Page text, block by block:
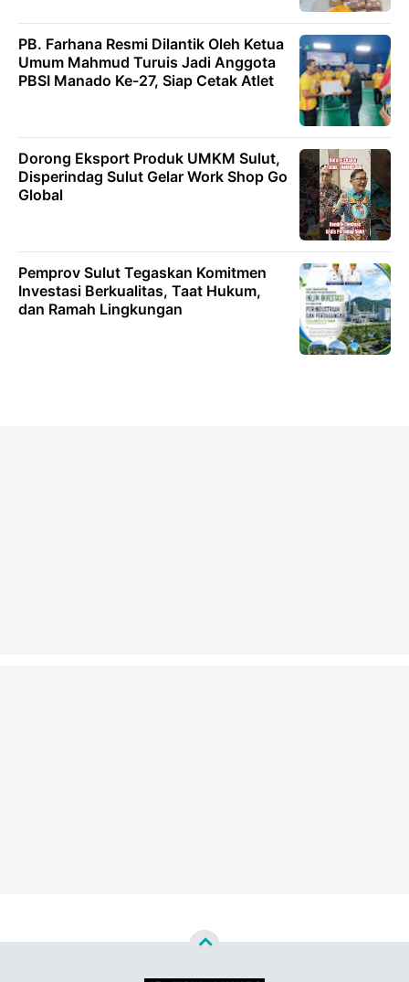
PB. Farhana Resmi Dilantik Oleh Ketua
Umum Mahmud Turuis Jadi Anggota
PBSI Manado Ke-27, Siap Cetak Atlet
Dorong Eksport Produk UMKM Sulut,
Disperindag Sulut Gelar Work Shop Go
Global
Pemprov Sulut Tegaskan Komitmen
Investasi Berkualitas, Taat Hukum,
dan Ramah Lingkungan